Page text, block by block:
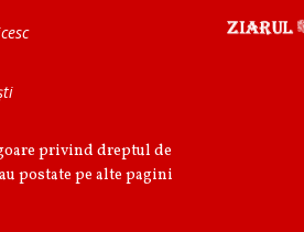
privind dreptul de
postate pe alte pagini